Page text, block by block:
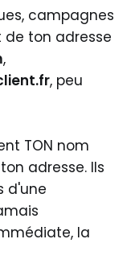
campagnes
de ton adresse
,
, peu
TON nom
adresse. Ils
d'une
la